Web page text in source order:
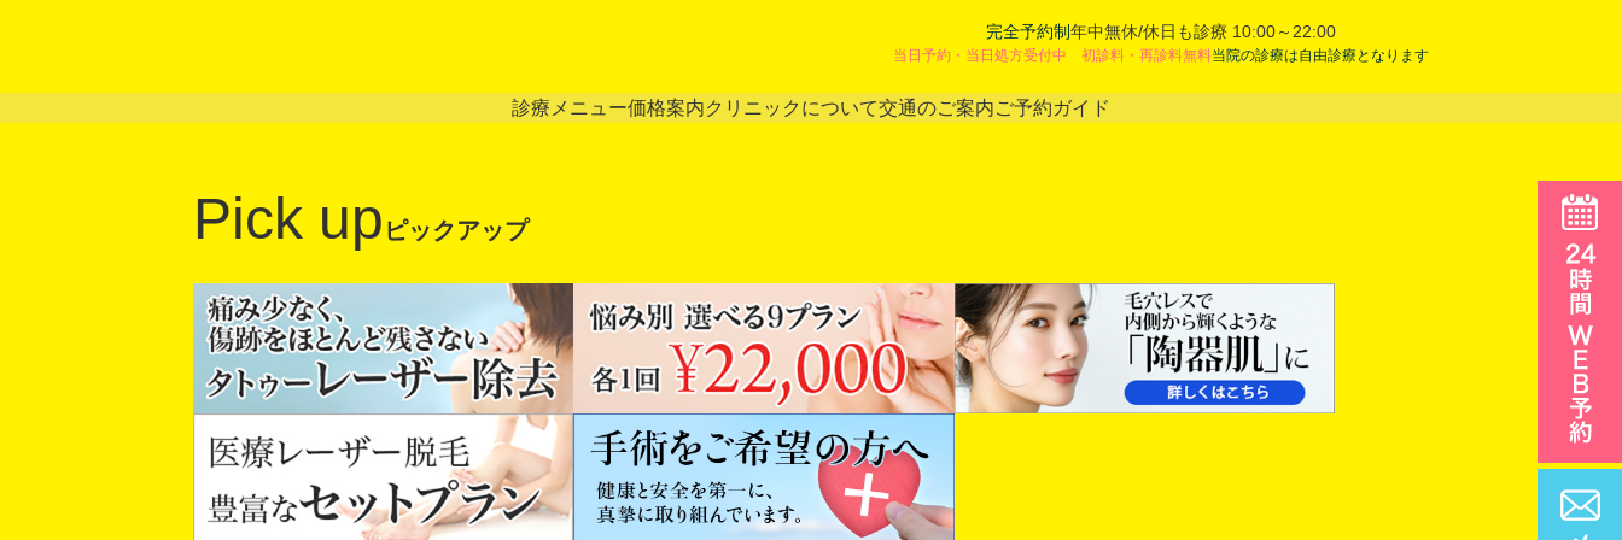
完全予約制年中無休/休日も診療 10:00～22:00
当日予約・当日処方受付中 初診料・再診料無料当院の診療は自由診療となります
診療メニュー価格案内クリニックについて交通のご案内ご予約ガイド
Pick up ピックアップ